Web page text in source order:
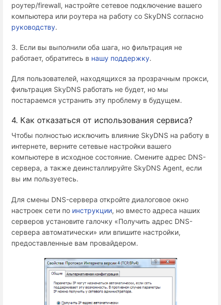
роутер/firewall, настройте сетевое подключение вашего
компьютера или роутера на работу со SkyDNS согласно
руководству.
3. Если вы выполнили оба шага, но фильтрация не
работает, обратитесь в нашу поддержку.
Для пользователей, находящихся за прозрачным прокси,
фильтрация SkyDNS работать не будет, но мы
постараемся устранить эту проблему в будущем.
4. Как отказаться от использования сервиса?
Чтобы полностью исключить влияние SkyDNS на работу в
интернете, верните сетевые настройки вашего
компьютере в исходное состояние. Смените адрес DNS-
сервера, а также деинсталлируйте SkyDNS Agent, если
вы им пользуетесь.
Для смены DNS-сервера откройте диалоговое окно
настроек сети по инструкции, но вместо адреса наших
серверов установите галочку «Получить адрес DNS-
сервера автоматически» или впишите настройки,
предоставленные вам провайдером.